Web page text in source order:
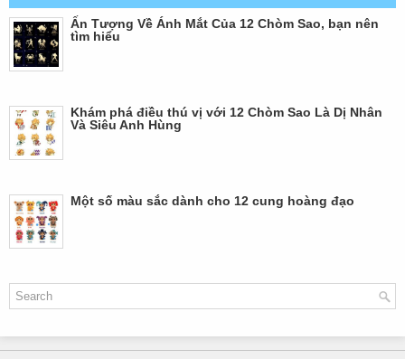
Ấn Tượng Về Ánh Mắt Của 12 Chòm Sao, bạn nên
tìm hiểu
Khám phá điều thú vị với 12 Chòm Sao Là Dị Nhân
Và Siêu Anh Hùng
Một số màu sắc dành cho 12 cung hoàng đạo